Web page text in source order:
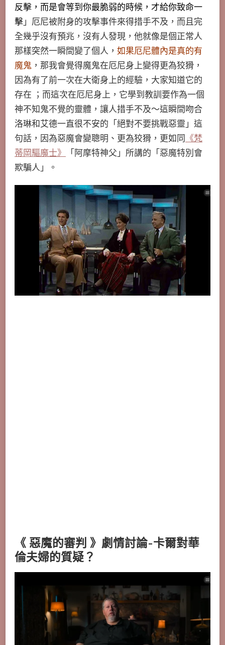
反擊，而是會等到你最脆弱的時候，才給你致命一
擊」厄尼被附身的攻擊事件來得措手不及，而且完
全幾乎沒有預兆，沒有人發現，他就像是個正常人
那樣突然一瞬間變了個人， 如果厄尼體內是真的有
魔鬼 ，那我會覺得魔鬼在厄尼身上變得更為狡猾，
因為有了前一次在大衛身上的經驗，大家知道它的
存在 ；而這次在厄尼身上，它學到教訓要作為一個
神不知鬼不覺的靈體，讓人措手不及～這瞬間吻合
洛琳和艾德一直很不安的「絕對不要挑戰惡靈」這
句話，因為惡魔會變聰明、更為狡猾，更如同 《梵
蒂岡驅魔士》
「阿摩特神父」所講的「惡魔特別會
欺騙人」。
《 惡魔的審判 》劇情討論-卡爾對華
倫夫婦的質疑？